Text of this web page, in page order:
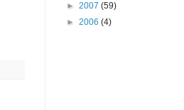
► 2007 (59)
► 2006 (4)